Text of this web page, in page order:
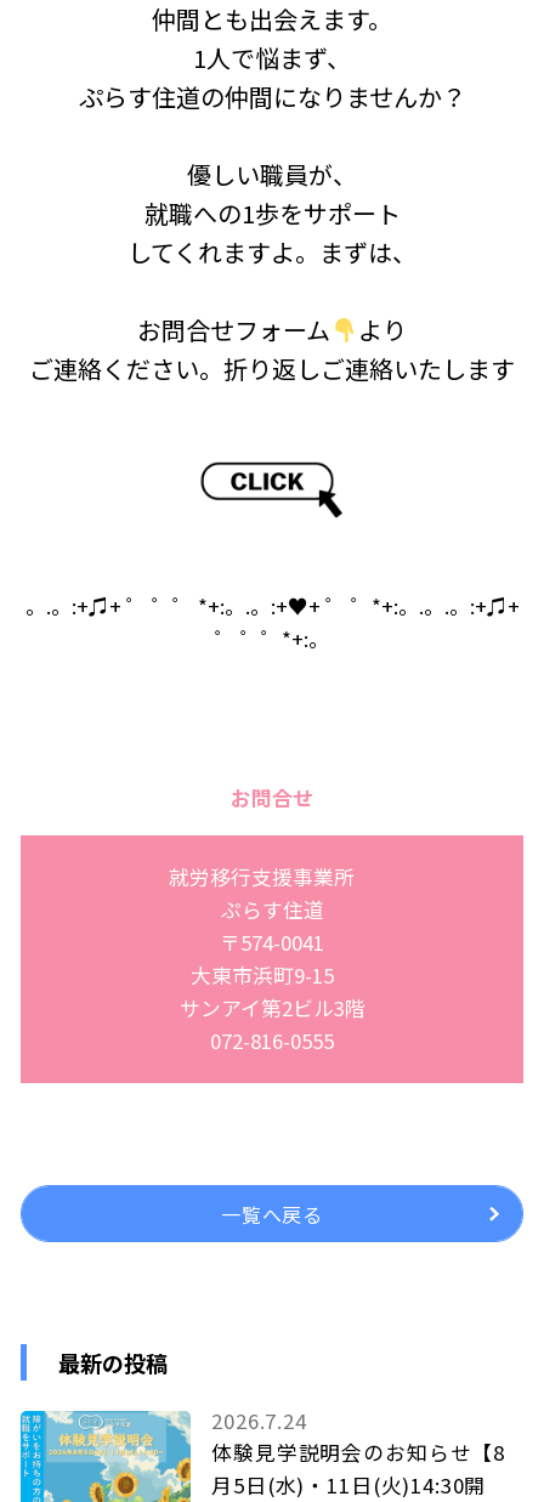
仲間とも出会えます。
1人で悩まず、
ぷらす住道の仲間になりませんか？
優しい職員が、
就職への1歩をサポート
してくれますよ。まずは、
お問合せフォーム
より
ご連絡ください。折り返しご連絡いたします
。.。:+♫+ ゜ ゜゜ *+:。.。:+♥+ ゜ ゜*+:。.。.。:+♫+
゜ ゜゜*+:。
お問合せ
就労移行支援事業所
ぷらす住道
〒574-0041
大東市浜町9-15
サンアイ第2ビル3階
072-816-0555
一覧へ戻る
最新の投稿
2026.7.24
体験見学説明会のお知らせ【8
月5日(水)・11日(火)14:30開